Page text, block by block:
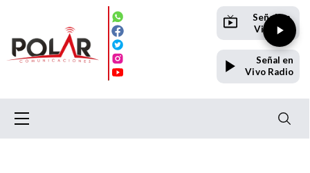
Señal en
Vivo TV
Señal en
Vivo Radio